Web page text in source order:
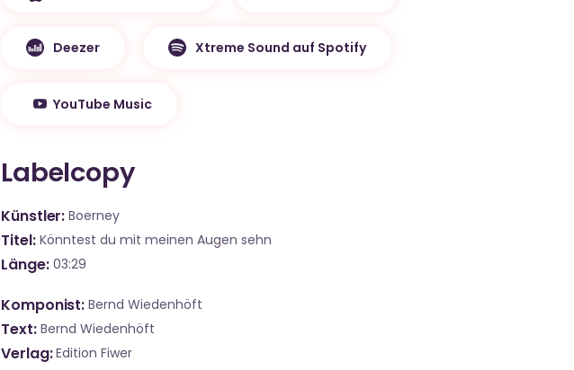
Deezer Xtreme Sound auf Spotify
YouTube Music
Labelcopy
Künstler Boerney
Titel Könntest du mit meinen Augen sehn
Länge 03:29
Komponist Bernd Wiedenhöft
Text Bernd Wiedenhöft
Verlag Edition Fiwer